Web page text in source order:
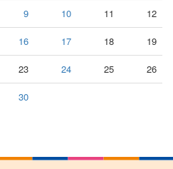
9 10 11 12
16 17 18 19
23 24 25 26
30